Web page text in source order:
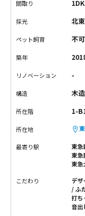
す。地下はコンクリート
らば楽器演奏もOKです。
でシェアオフィスが難
間取り 1DK
採光 北
ペット飼育 不可
築年
リノベーション -
構造 木
所在階 1-
所在地
最寄り駅
東急
東急
東急
こだわり デザ
ふ
打ち
音出